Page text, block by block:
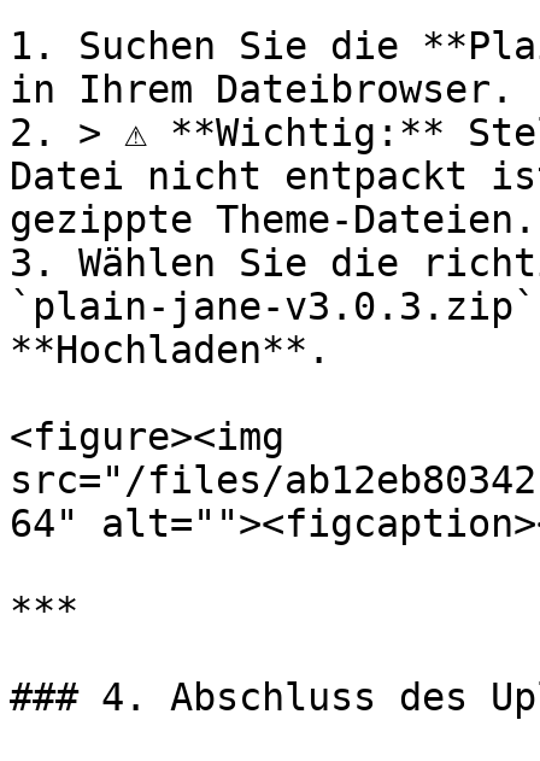
1. Suchen Sie die
in Ihrem Dateibrowser.
2. > ⚠️ **Wichtig:**
Datei nicht entpackt
gezippte Theme-Dateien.
3. Wählen Sie die
`plain-jane-
**Hochladen**.
<figure><img
src="/files/
64"
***
### 4. Abschluss des